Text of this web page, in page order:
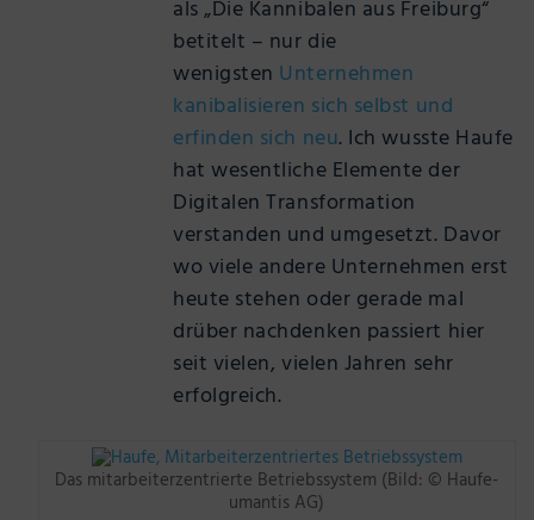
als „Die Kannibalen aus Freiburg“
betitelt – nur die
wenigsten Unternehmen
kanibalisieren sich selbst und
erfinden sich neu. Ich wusste Haufe
hat wesentliche Elemente der
Digitalen Transformation
verstanden und umgesetzt. Davor
wo viele andere Unternehmen erst
heute stehen oder gerade mal
drüber nachdenken passiert hier
seit vielen, vielen Jahren sehr
erfolgreich.
Das mitarbeiterzentrierte Betriebssystem (Bild: © Haufe-
umantis AG)